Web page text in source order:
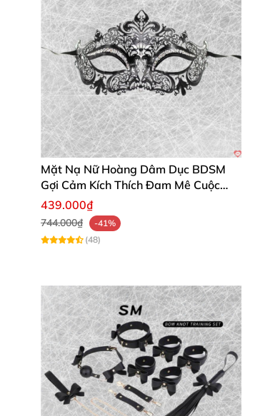
Mặt Nạ Nữ Hoàng Dâm Dục BDSM
Gợi Cảm Kích Thích Đam Mê Cuộc
Yêu
439.000₫
744.000₫
-41%
(48)